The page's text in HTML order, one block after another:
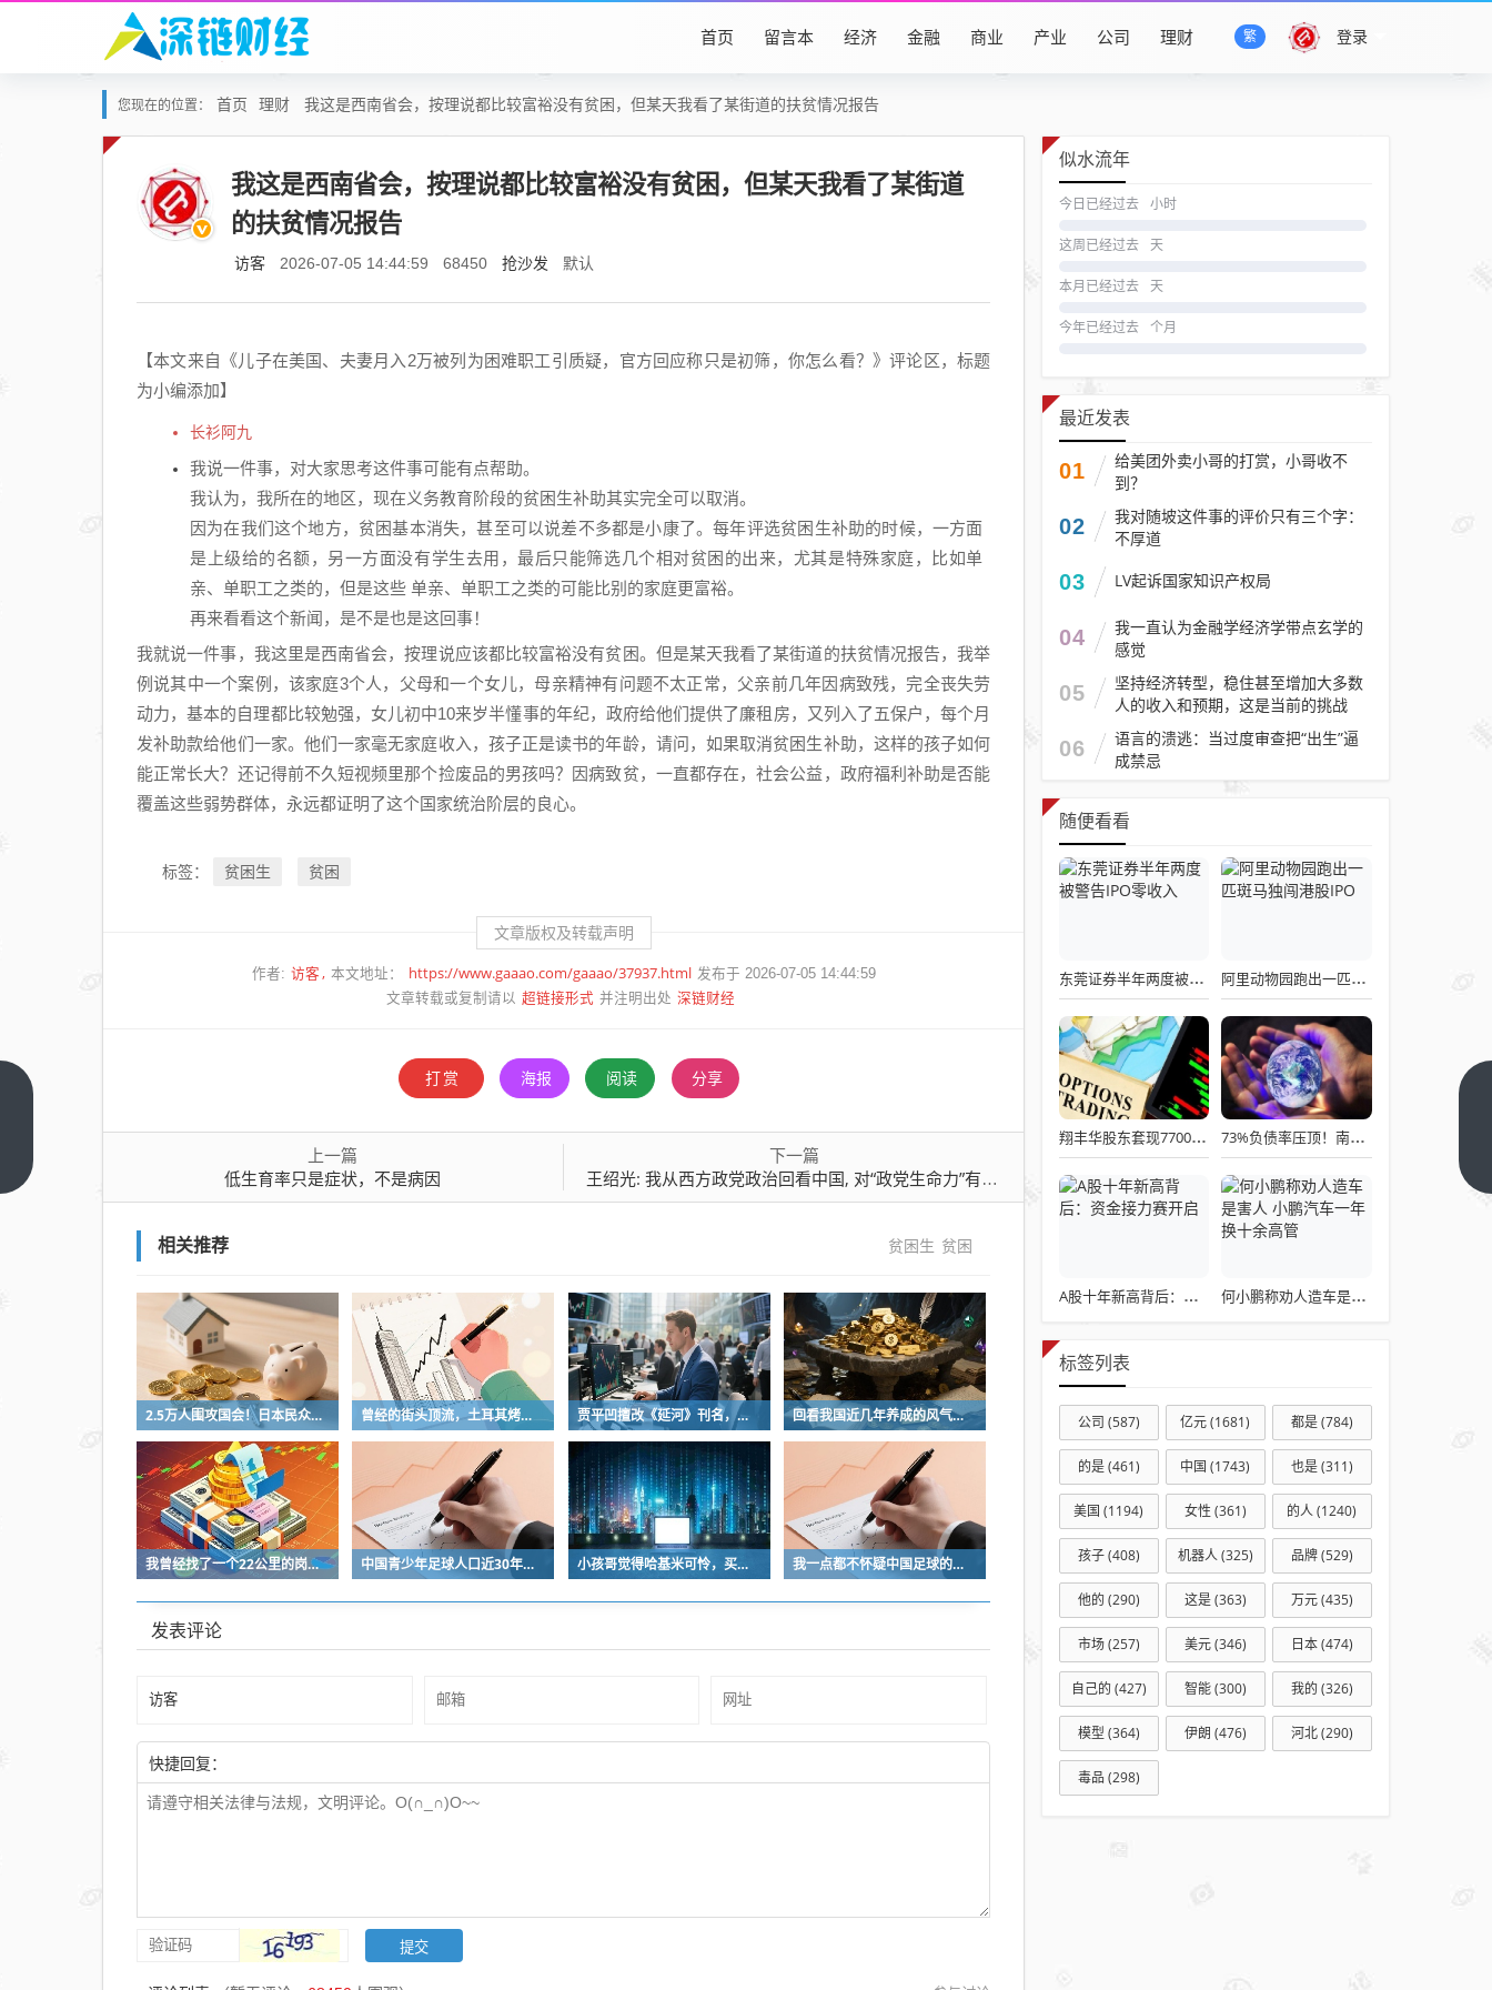
登录
繁
首页 留言本 经济 金融 商业 产业 公司 理财
您现在的位置： 首页 理财 我这是西南省会，按理说都比较富裕没有贫困，但某天我看了某街道的扶贫情况报告
我这是西南省会，按理说都比较富裕没有贫困，但某天我看了某街道
的扶贫情况报告
访客 2026-07-05 14:44:59 68450 抢沙发 默认
【本文来自《儿子在美国、夫妻月入2万被列为困难职工引质疑，官方回应称只是初筛，你怎么看？》评论区，标题
为小编添加】
长衫阿九
我说一件事，对大家思考这件事可能有点帮助。
我认为，我所在的地区，现在义务教育阶段的贫困生补助其实完全可以取消。
因为在我们这个地方，贫困基本消失，甚至可以说差不多都是小康了。每年评选贫困生补助的时候，一方面
是上级给的名额，另一方面没有学生去用，最后只能筛选几个相对贫困的出来，尤其是特殊家庭，比如单
亲、单职工之类的，但是这些 单亲、单职工之类的可能比别的家庭更富裕。
再来看看这个新闻，是不是也是这回事！
我就说一件事，我这里是西南省会，按理说应该都比较富裕没有贫困。但是某天我看了某街道的扶贫情况报告，我举
例说其中一个案例，该家庭3个人，父母和一个女儿，母亲精神有问题不太正常，父亲前几年因病致残，完全丧失劳
动力，基本的自理都比较勉强，女儿初中10来岁半懂事的年纪，政府给他们提供了廉租房，又列入了五保户，每个月
发补助款给他们一家。他们一家毫无家庭收入，孩子正是读书的年龄，请问，如果取消贫困生补助，这样的孩子如何
能正常长大？还记得前不久短视频里那个捡废品的男孩吗？因病致贫，一直都存在，社会公益，政府福利补助是否能
覆盖这些弱势群体，永远都证明了这个国家统治阶层的良心。
标签： 贫困生 贫困
文章版权及转载声明
作者: 访客 本文地址： https://www.gaaao.com/gaaao/37937.html 发布于 2026-07-05 14:44:59
文章转载或复制请以 超链接形式 并注明出处 深链财经
打赏 海报 阅读 分享
上一篇
低生育率只是症状，不是病因
下一篇
王绍光: 我从西方政党政治回看中国, 对“政党生命力”有了新的看法
相关推荐 贫困生 贫困
2.5万人围攻国会！日本民众怒了：让她下台！ 曾经的街头顶流，土耳其烤肉为什么消失了？ 贾平凹擅改《延河》刊名，到底错在哪里？这三点才是问题的关键 回看我国近几年养成的风气习惯
我曾经找了一个22公里的岗位，坚持了2个星期就坚持不下去了 中国青少年足球人口近30年是断崖式下降 小孩哥觉得哈基米可怜，买了火腿肠喂哈基米，结果哈基米直接叼走他的鹦鹉… 我一点都不怀疑中国足球的未来
发表评论
快捷回复：
似水流年
今日已经过去 小时
这周已经过去 天
本月已经过去 天
今年已经过去 个月
最近发表
01
给美团外卖小哥的打赏，小哥收不
到？
02
我对随坡这件事的评价只有三个字：
不厚道
03 LV起诉国家知识产权局
04
我一直认为金融学经济学带点玄学的
感觉
05
坚持经济转型，稳住甚至增加大多数
人的收入和预期，这是当前的挑战
06
语言的溃逃：当过度审查把“出生”逼
成禁忌
随便看看
东莞证券半年两度被警告IPO零收入 阿里动物园跑出一匹斑马独闯港股IPO
翔丰华股东套现7700万！半年亏近300万，负债压力下股价还能撑多久？ 73%负债率压顶！南京公用收购宇谷科技告吹，半年谈判付诸东流
A股十年新高背后：资金接力赛开启 何小鹏称劝人造车是害人 小鹏汽车一年换十余高管
标签列表
公司 (587) 亿元(1681) 都是(784)
的是(461) 中国 (1743) 也是(311)
美国 (1194) 女性 (361) 的人(1240)
孩子(408) 机器人(325) 品牌(529)
他的 (290) 这是(363) 万元(435)
市场(257) 美元(346) 日本(474)
自己的 (427) 智能(300) 我的 (326)
模型 (364) 伊朗 (476) 河北(290)
毒品 (298)